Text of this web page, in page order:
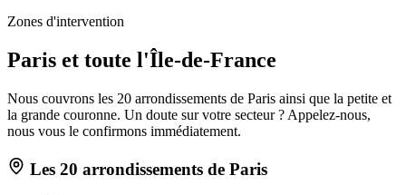
Zones d'intervention
Paris et toute l'Île-de-France
Nous couvrons les 20 arrondissements de Paris ainsi que la petite et
la grande couronne. Un doute sur votre secteur ? Appelez-nous,
nous vous le confirmons immédiatement.
Les 20 arrondissements de Paris